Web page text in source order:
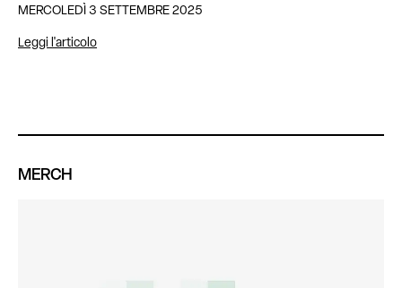
MERCOLEDÌ 3 SETTEMBRE 2025
Leggi l'articolo
MERCH